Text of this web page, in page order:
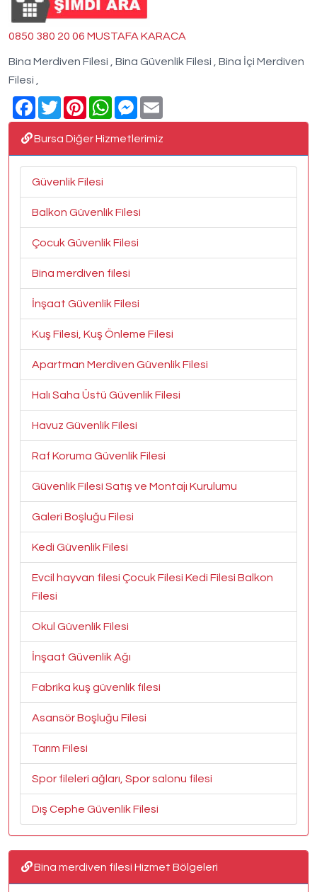
0850 380 20 06 MUSTAFA KARACA
Bina Merdiven Filesi , Bina Güvenlik Filesi , Bina İçi Merdiven
Filesi ,
Facebook
TwitterPinterestWhatsAppMessenger
Bursa Diğer Hizmetlerimiz
Güvenlik Filesi
Balkon Güvenlik Filesi
Çocuk Güvenlik Filesi
Bina merdiven filesi
İnşaat Güvenlik Filesi
Kuş Filesi, Kuş Önleme Filesi
Apartman Merdiven Güvenlik Filesi
Halı Saha Üstü Güvenlik Filesi
Havuz Güvenlik Filesi
Raf Koruma Güvenlik Filesi
Güvenlik Filesi Satış ve Montajı Kurulumu
Galeri Boşluğu Filesi
Kedi Güvenlik Filesi
Evcil hayvan filesi Çocuk Filesi Kedi Filesi Balkon
Filesi
Okul Güvenlik Filesi
İnşaat Güvenlik Ağı
Fabrika kuş güvenlik filesi
Asansör Boşluğu Filesi
Tarım Filesi
Spor fileleri ağları, Spor salonu filesi
Dış Cephe Güvenlik Filesi
Bina merdiven filesi Hizmet Bölgeleri